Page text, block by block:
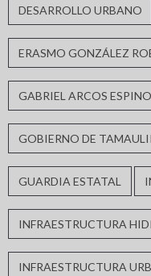
DESARROLLO URBANO
ERASMO GONZÁLEZ
GABRIEL ARCOS
GOBIERNO DE
GUARDIA ESTATAL
INFRAESTRUCTURA
INFRAESTRUCTURA